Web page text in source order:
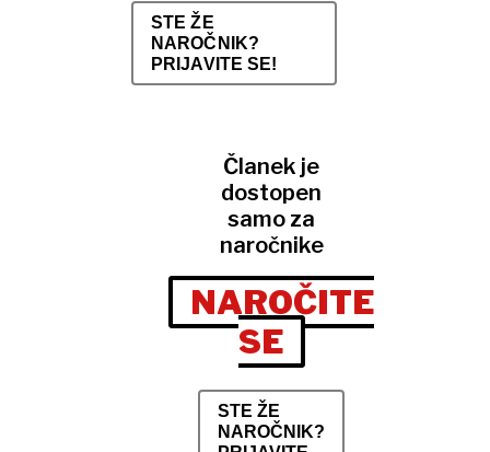
STE ŽE
NAROČNIK?
PRIJAVITE SE!
Članek je
dostopen
samo za
naročnike
NAROČITE
SE
STE ŽE
NAROČNIK?